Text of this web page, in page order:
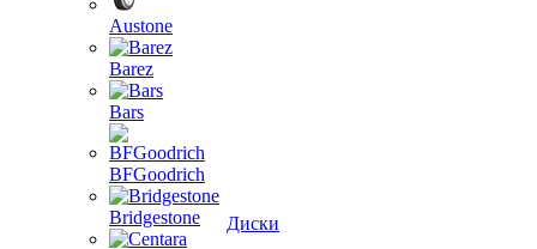
Austone
Barez
Bars
BFGoodrich
Bridgestone
Диски